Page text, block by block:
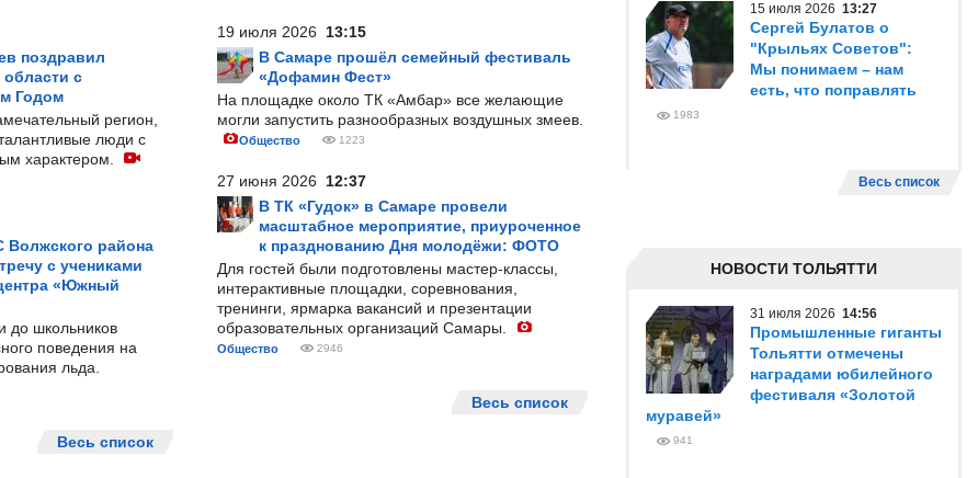
поздравил
с
Годом
регион,
люди с
характером.
Волжского района
с учениками
«Южный
до школьников
поведения на
льда.
Весь список
19 июля 2026 13:15
В Самаре прошёл семейный фестиваль
«Дофамин Фест»
На площадке около ТК «Амбар» все желающие
могли запустить разнообразных воздушных змеев.
Общество 1223
27 июня 2026 12:37
В ТК «Гудок» в Самаре провели
масштабное мероприятие, приуроченное
к празднованию Дня молодёжи: ФОТО
Для гостей были подготовлены мастер-классы,
интерактивные площадки, соревнования,
тренинги, ярмарка вакансий и презентации
образовательных организаций Самары.
Общество 2946
Весь список
15 июля 2026 13:27
Сергей Булатов о
"Крыльях Советов":
Мы понимаем – нам
есть, что поправлять
1983
Весь список
НОВОСТИ ТОЛЬЯТТИ
31 июля 2026 14:56
Промышленные гиганты
Тольятти отмечены
наградами юбилейного
фестиваля «Золотой
муравей»
941